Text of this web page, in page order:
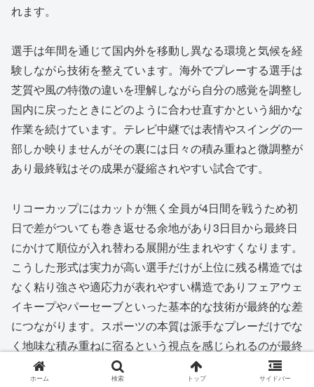
れます。
選手は年間を通じて国内外を移動し異なる環境と気候を経
験しながら技術を整えています。海外でプレーする選手は
芝質や風の特徴の違いを理解しながら自分の感覚を調整し
国内に戻ったときにどのように合わせ直すかという細かな
作業を続けています。テレビ中継では表情やスイングの一
部しか映りませんがその裏には日々の積み重ねと微調整が
あり最終戦はその成果が凝縮されやすい試合です。
リコーカップにはカットが無く全員が4日間を戦うため初
日で差がついても巻き返せる余地があり3日目から最終日
にかけて順位が入れ替わる展開が生まれやすくなります。
こうした形式は実力が高い選手だけが上位に残る構造では
なく粘り強さや適応力が表れやすい構造でありフェアウェ
イキープやパーセーブといった基本的な技術が最終的な差
につながります。スポーツの本質は派手なプレーだけでな
く地味な積み重ねに宿るという視点を感じられるのが最終
戦の醍醐味です。
ホーム 検索 トップ サイドバー